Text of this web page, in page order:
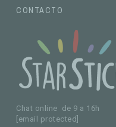
CONTACTO
Chat online de 9 a 16h
[email protected]